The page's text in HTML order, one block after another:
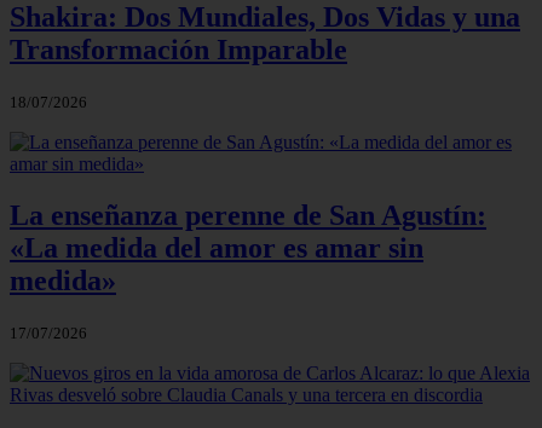
Shakira: Dos Mundiales, Dos Vidas y una
Transformación Imparable
18/07/2026
La enseñanza perenne de San Agustín:
«La medida del amor es amar sin
medida»
17/07/2026